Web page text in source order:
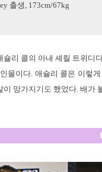
출생, 173cm/67kg
리 콜의 아내 셰릴 트위
물이다. 애슐리 콜은 이렇
망가지기도 했었다. 배가